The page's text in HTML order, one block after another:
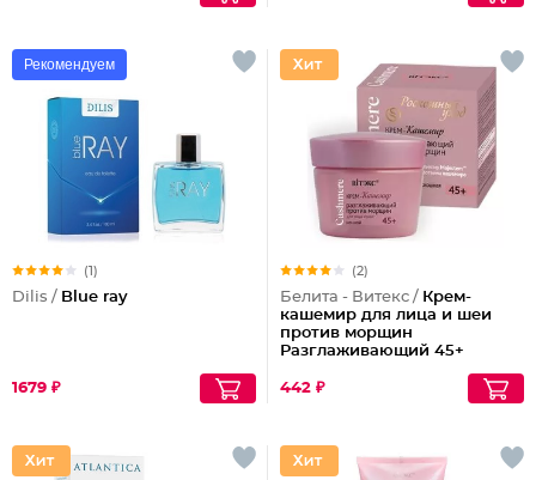
Рекомендуем
(1)
Dilis / Blue ray
1679 ₽
(2)
Белита - Витекс / Крем-
кашемир для лица и шеи
против морщин
Разглаживающий 45+
442 ₽